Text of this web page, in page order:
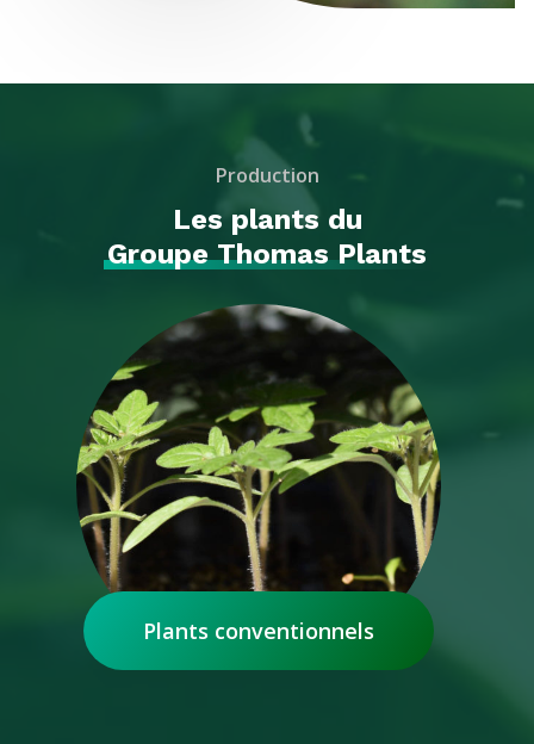
Production
Les plants du
Groupe Thomas Plants
Plants conventionnels